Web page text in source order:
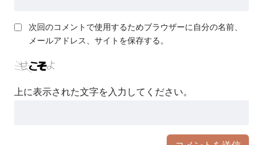
次回のコメントで使用するためブラウザーに自分の名前、
メールアドレス、サイトを保存する。
上に表示された文字を入力してください。